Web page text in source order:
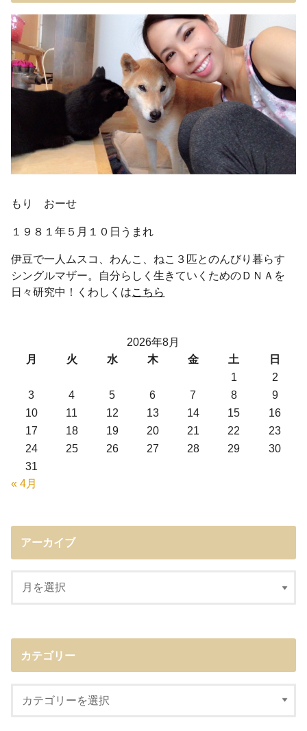
もり おーせ
１９８１年５月１０日うまれ
伊豆で一人ムスコ、わんこ、ねこ３匹とのんびり暮らす
シングルマザー。自分らしく生きていくためのＤＮＡを
日々研究中！くわしくはこちら
2026年8月
月
火 水 木 金 土
日
1
2
3
4 5 6 7 8
9
10
11 12 13 14 15
16
17
18 19 20 21 22
23
24
25 26 27 28 29
30
31
« 4月
アーカイブ
カテゴリー